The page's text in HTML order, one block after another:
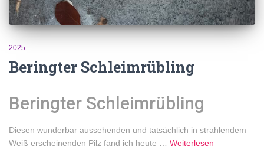
2025
Beringter Schleimrübling
Beringter Schleimrübling
Diesen wunderbar aussehenden und tatsächlich in strahlendem
Weiß erscheinenden Pilz fand ich heute … Weiterlesen